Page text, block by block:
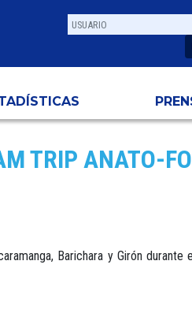
TRIP ANATO-
Barichara y Girón durante